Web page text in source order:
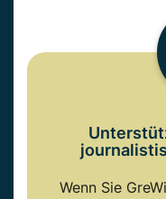
Wenn Sie